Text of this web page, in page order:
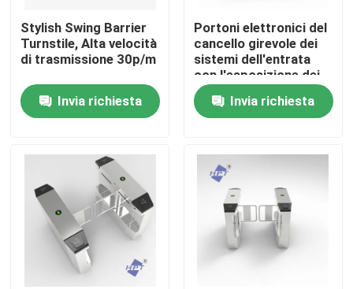
Prodotti
Video
Fatory Tour
Controllo di qualità
Stylish Swing Barrier
Turnstile, Alta velocità
di trasmissione 30p/m
Invia richiesta
Portoni elettronici del
cancello girevole dei
sistemi dell'entrata
con l'esposizione dei
sensori/LED di IR
Invia richiesta